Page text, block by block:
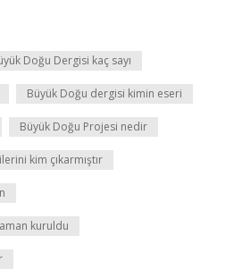
Doğu Dergisi kaç sayı
Büyük Doğu dergisi kimin eseri
Büyük Doğu Projesi nedir
kim çıkarmıştır
kuruldu